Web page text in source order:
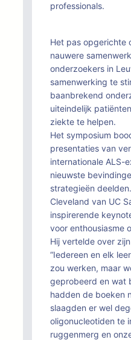
professionals.
Het pas opgerichte
nauwere
onderzoekers in
samenwerking te
baanbrekend
uiteindelijk
ziekte te helpen.
Het symposium
presentaties van
internationale ALS-
nieuwste
strategieën
Cleveland van UC
inspirerende
voor enthousiasme
Hij vertelde over
“Iedereen en elk
zou werken, maar
geprobeerd en wat
hadden de boeken
slaagden er wel
oligonucleotiden te
ruggenmerg en